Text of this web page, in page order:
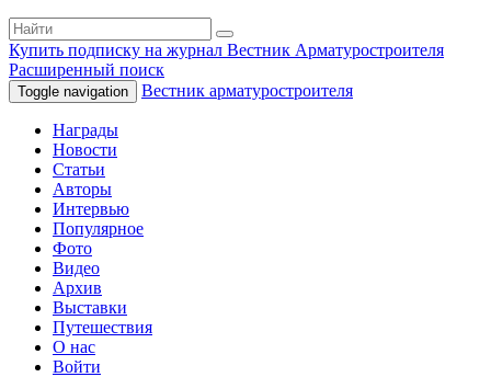
Купить подписку на журнал Вестник Арматуростроителя
Расширенный поиск
Toggle navigation Вестник арматуростроителя
Награды
Новости
Статьи
Авторы
Интервью
Популярное
Фото
Видео
Архив
Выставки
Путешествия
О нас
Войти